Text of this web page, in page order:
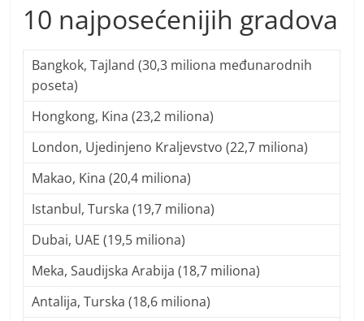
10 najposećenijih gradova
Bangkok, Tajland (30,3 miliona međunarodnih
poseta)
Hongkong, Kina (23,2 miliona)
London, Ujedinjeno Kraljevstvo (22,7 miliona)
Makao, Kina (20,4 miliona)
Istanbul, Turska (19,7 miliona)
Dubai, UAE (19,5 miliona)
Meka, Saudijska Arabija (18,7 miliona)
Antalija, Turska (18,6 miliona)